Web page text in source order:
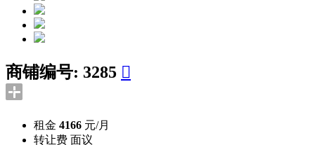
商铺编号: 3285 
租金 4166 元/月
转让费 面议